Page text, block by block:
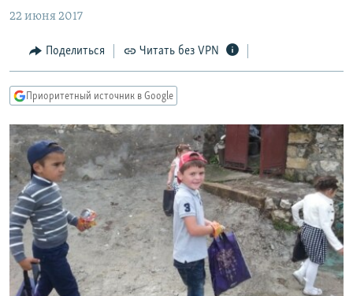
Вернутся
главной
навигации
Вернутся
поиску
МНЕНИЯ
КУЛЬТУРА
IDEL.РЕАЛИИ
КАВКАЗ.РЕАЛИИ
СЕВЕР.РЕАЛИИ
СИБИРЬ.РЕАЛИИ
РАСПИСАНИЕ ВЕЩАНИЯ
ПОДПИШИТЕСЬ НА РАССЫЛКУ
СОЦИАЛЬНЫЕ СЕТИ
22 июня 2017
Поделиться Читать без VPN
Приоритетный источник в Google